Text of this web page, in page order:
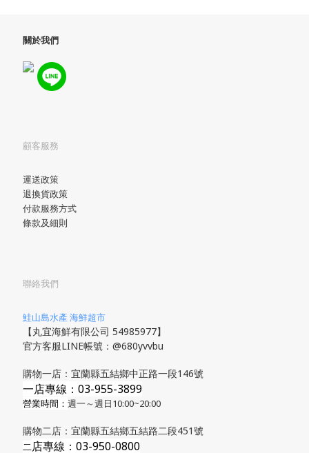
關於我們
顧客服務
運送政策
退換貨政策
付款服務方式
條款及細則
聯絡我們
鮭山島水產 海鮮超市
【丸宜海鮮有限公司 54985977】
官方客服LINE帳號：@680yvvbu
購物一店：宜蘭縣五結鄉中正路一段146號
一店專線：03-955-3899
營業時間： 週一～週日10:00~20:00
購物二店：宜蘭縣五結鄉五結路二段451號
​二店專線 ：03-950-0800